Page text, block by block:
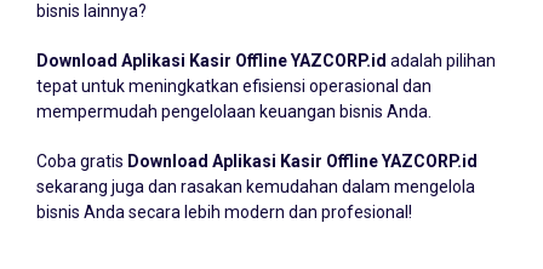
bisnis lainnya?
Download Aplikasi Kasir Offline YAZCORP.id adalah pilihan
tepat untuk meningkatkan efisiensi operasional dan
mempermudah pengelolaan keuangan bisnis Anda.
Coba gratis Download Aplikasi Kasir Offline YAZCORP.id
sekarang juga dan rasakan kemudahan dalam mengelola
bisnis Anda secara lebih modern dan profesional!